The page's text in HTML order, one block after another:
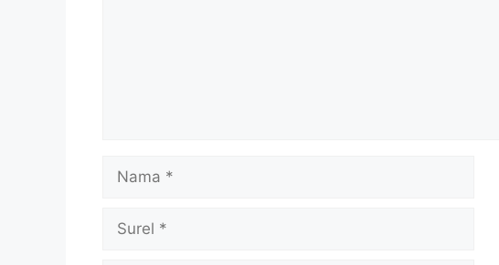
Nama
Surel